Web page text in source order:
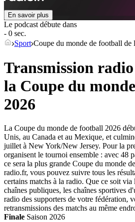
En savoir plus
Le podcast débute dans
- 0 sec.
Sport Coupe du monde de football de
Transmission
la Coupe du
2026
La Coupe du monde de football 2026
Unis, au Canada et au Mexique, et
juillet à New York/New Jersey. Pour la
organisent le tournoi ensemble : avec 48
ce sera la plus grande Coupe du monde
radio.fr, vous pouvez suivre tous les
certains matchs à la radio. Que ce soit
chaînes publiques, les chaînes sportives
radio des supporters de votre fédération,
retransmissions des matchs au même
Finale Saison 2026